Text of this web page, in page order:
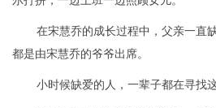
在宋慧乔的成长过程中，父亲一直
都是由宋慧乔的爷爷出席。
小时候缺爱的人，一辈子都在寻找这